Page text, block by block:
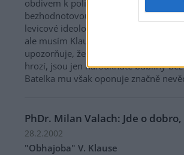
obdivem k politikovi, který nedokáže
bezhodnotovou přírodní vědu od
levicové ideologie a nesdílím jeho tezi,
ale musím Klause stručně zastat.
upozorňuje, že velká většina
hrozí, jsou jen nafouknuté bubliny
Batelka mu však oponuje značně
PhDr. Milan Valach: Jde o
28.2.2002
"Obhajoba" V. Klause